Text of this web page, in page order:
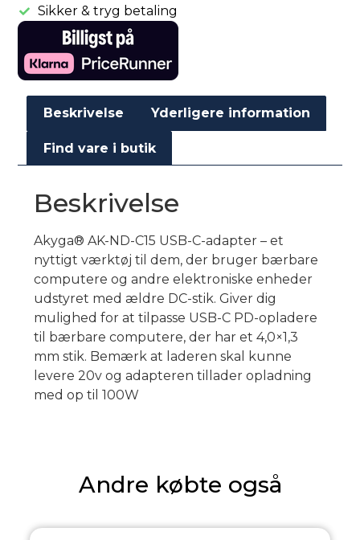
Sikker & tryg betaling
Beskrivelse Yderligere information
Find vare i butik
Beskrivelse
Akyga® AK-ND-C15 USB-C-adapter – et
nyttigt værktøj til dem, der bruger bærbare
computere og andre elektroniske enheder
udstyret med ældre DC-stik. Giver dig
mulighed for at tilpasse USB-C PD-opladere
til bærbare computere, der har et 4,0×1,3
mm stik. Bemærk at laderen skal kunne
levere 20v og adapteren tillader opladning
med op til 100W
Andre købte også